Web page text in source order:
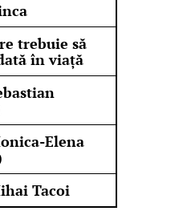
trebuie să
în viață
Elena
Tacoi